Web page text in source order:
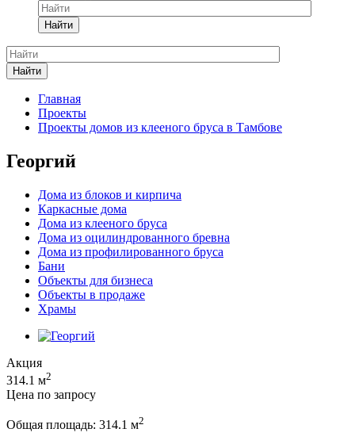
Найти
Найти
Главная
Проекты
Проекты домов из клееного бруса в Тамбове
Георгий
Дома из блоков и кирпича
Каркасные дома
Дома из клееного бруса
Дома из оцилиндрованного бревна
Дома из профилированного бруса
Бани
Объекты для бизнеса
Объекты в продаже
Храмы
Акция
314.1 м2
Цена по запросу
Общая площадь: 314.1 м2